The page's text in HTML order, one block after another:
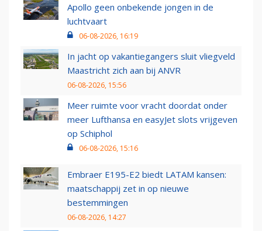
Apollo geen onbekende jongen in de
luchtvaart
06-08-2026, 16:19
In jacht op vakantiegangers sluit vliegveld
Maastricht zich aan bij ANVR
06-08-2026, 15:56
Meer ruimte voor vracht doordat onder
meer Lufthansa en easyJet slots vrijgeven
op Schiphol
06-08-2026, 15:16
Embraer E195-E2 biedt LATAM kansen:
maatschappij zet in op nieuwe
bestemmingen
06-08-2026, 14:27